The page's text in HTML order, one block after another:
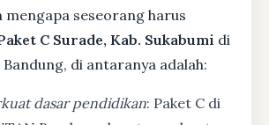
mengapa seseorang harus
C Surade, Kab. Sukabumi di
di antaranya adalah:
dasar pendidikan: Paket C di